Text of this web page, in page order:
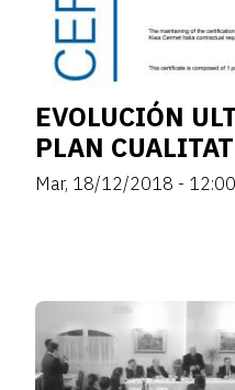
EVOLUCIÓN
PLAN
Mar, 18/12/2018 - 12:00